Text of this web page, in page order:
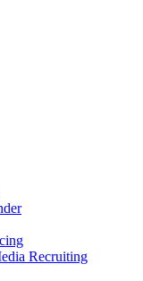
Recruiting